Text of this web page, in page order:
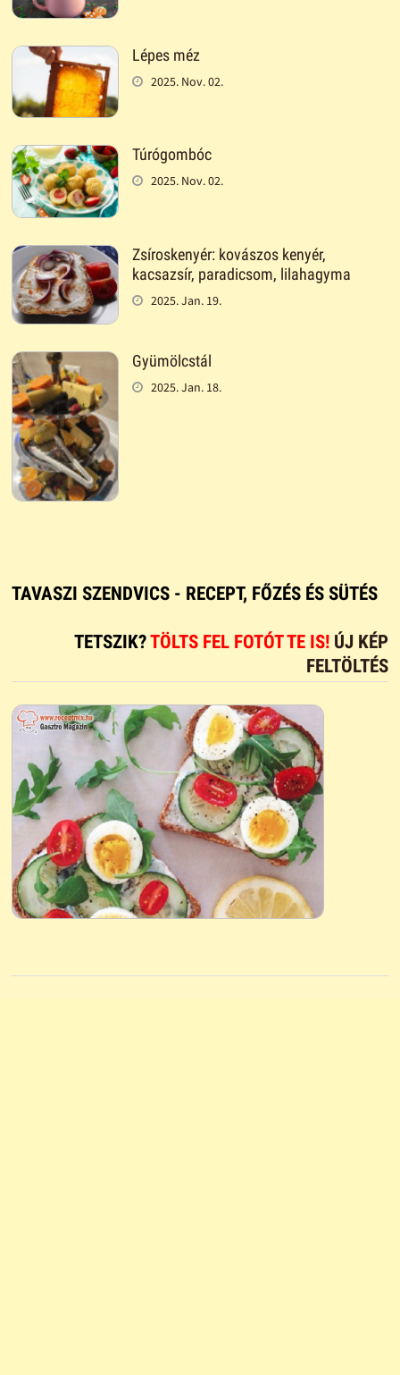
Lépes méz
2025. Nov. 02.
Túrógombóc
2025. Nov. 02.
Zsíroskenyér: kovászos kenyér,
kacsazsír, paradicsom, lilahagyma
2025. Jan. 19.
Gyümölcstál
2025. Jan. 18.
TAVASZI SZENDVICS - RECEPT, FŐZÉS ÉS SÜTÉS
TETSZIK?TÖLTS FEL FOTÓT TE IS! ÚJ KÉP
FELTÖLTÉS